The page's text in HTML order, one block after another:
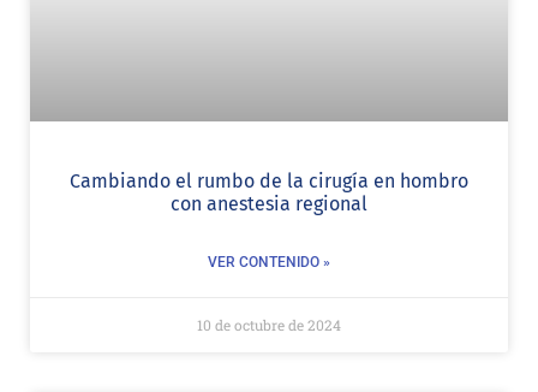
Cambiando el rumbo de la cirugía en hombro
con anestesia regional
VER CONTENIDO »
10 de octubre de 2024